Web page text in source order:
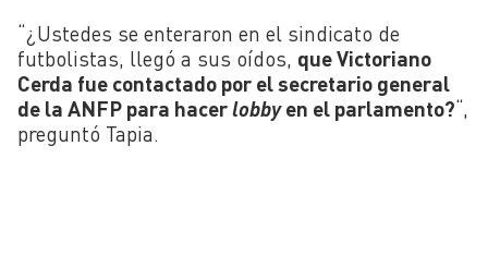
“¿Ustedes se enteraron en el sindicato de
futbolistas, llegó a sus oídos, que Victoriano
Cerda fue contactado por el secretario general
de la ANFP para hacerlobbyen el parlamento?“,
preguntó Tapia.